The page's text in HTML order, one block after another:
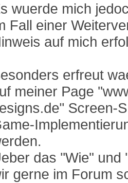
wuerde mich
Fall einer
auf mich
erfreut
meiner Page
Screen-
das "Wie" und
gerne im Forum